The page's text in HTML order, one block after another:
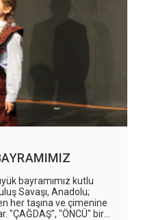
bayramımız kutlu
Savaşı, Anadolu;
her taşına ve çimenine
"ÇAĞDAŞ", "ÖNCÜ" bir